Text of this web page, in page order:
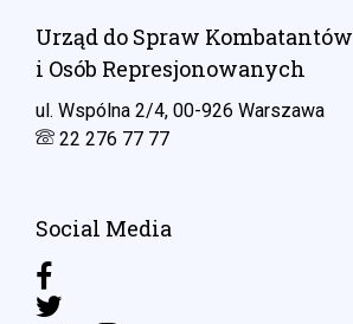
Urząd do Spraw Kombatantów
i Osób Represjonowanych
ul. Wspólna 2/4, 00-926 Warszawa
22 276 77 77
Social Media